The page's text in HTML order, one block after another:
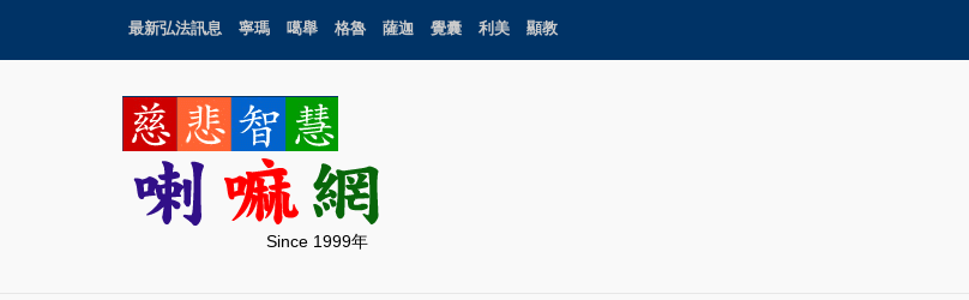
最新弘法訊息 寧瑪 噶舉 格魯 薩迦 覺囊 利美 顯教
Since 1999年